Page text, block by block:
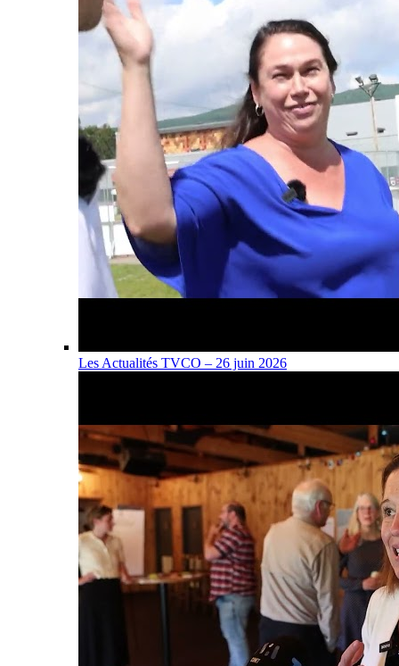
Les Actualités TVCO – 26 juin 2026